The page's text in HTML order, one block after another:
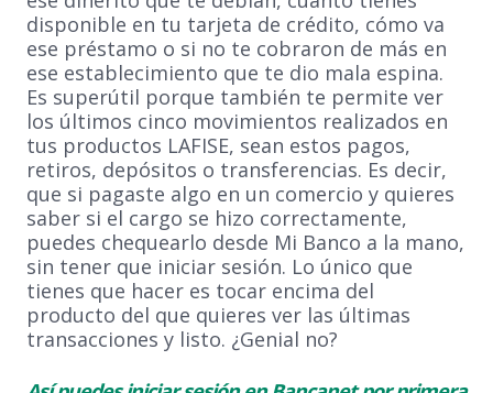
disponible en tu tarjeta de crédito, cómo va
ese préstamo o si no te cobraron de más en
ese establecimiento que te dio mala espina.
Es superútil porque también te permite ver
los últimos cinco movimientos realizados en
tus productos LAFISE, sean estos pagos,
retiros, depósitos o transferencias. Es decir,
que si pagaste algo en un comercio y quieres
saber si el cargo se hizo correctamente,
puedes chequearlo desde Mi Banco a la mano,
sin tener que iniciar sesión. Lo único que
tienes que hacer es tocar encima del
producto del que quieres ver las últimas
transacciones y listo. ¿Genial no?